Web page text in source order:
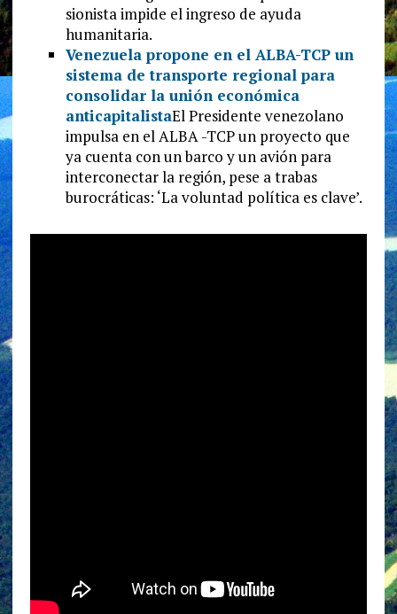
sionista impide el ingreso de ayuda
humanitaria.
Venezuela propone en el ALBA-TCP un
sistema de transporte regional para
consolidar la unión económica
anticapitalistaEl Presidente venezolano
impulsa en el ALBA -TCP un proyecto que
ya cuenta con un barco y un avión para
interconectar la región, pese a trabas
burocráticas: ‘La voluntad política es clave’.